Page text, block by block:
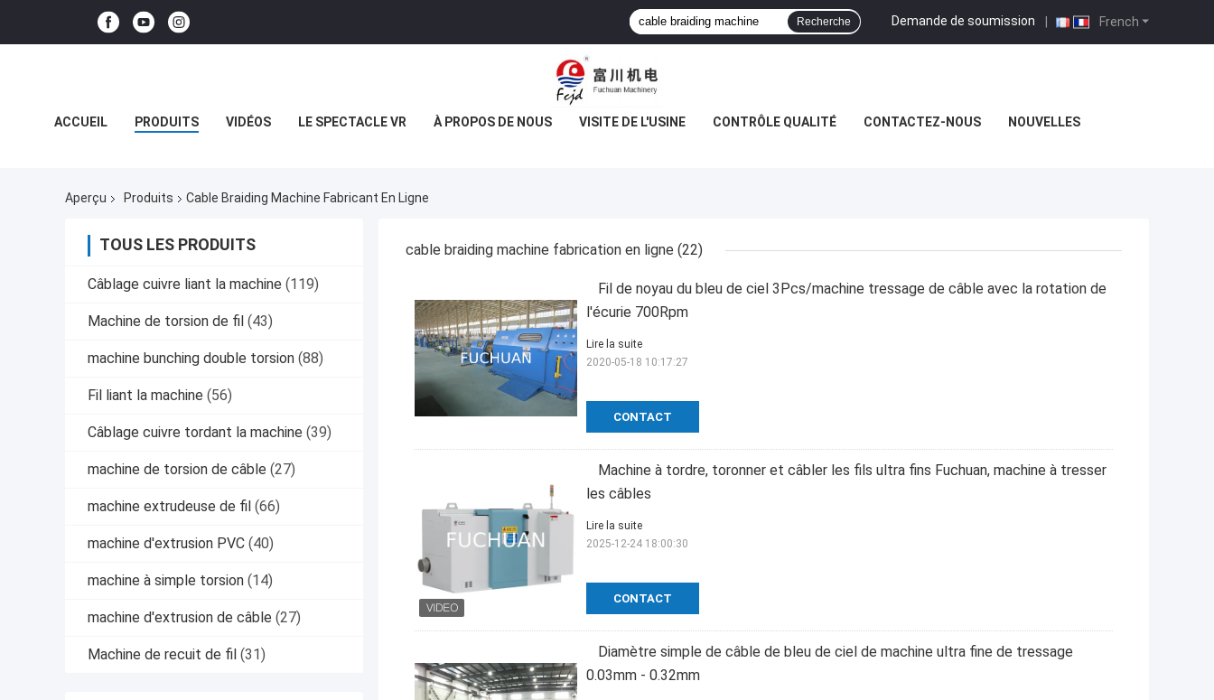
French
Demande de soumission |
Recherche
ACCUEIL PRODUITS VIDÉOS LE SPECTACLE VR À PROPOS DE NOUS VISITE DE L'USINE CONTRÔLE QUALITÉ CONTACTEZ-NOUS NOUVELLES
Aperçu Produits Cable Braiding Machine Fabricant En Ligne
TOUS LES PRODUITS
Câblage cuivre liant la machine (119)
Machine de torsion de fil (43)
machine bunching double torsion (88)
Fil liant la machine (56)
Câblage cuivre tordant la machine (39)
machine de torsion de câble (27)
machine extrudeuse de fil (66)
machine d'extrusion PVC (40)
machine à simple torsion (14)
machine d'extrusion de câble (27)
Machine de recuit de fil (31)
cable braiding machine fabrication en ligne (22)
Fil de noyau du bleu de ciel 3Pcs/machine tressage de câble avec la rotation de
l'écurie 700Rpm
CONTACT
Lire la suite
2020-05-18 10:17:27
Machine à tordre, toronner et câbler les fils ultra fins Fuchuan, machine à tresser
les câbles
CONTACT
Lire la suite
2025-12-24 18:00:30
Diamètre simple de câble de bleu de ciel de machine ultra fine de tressage
0.03mm - 0.32mm